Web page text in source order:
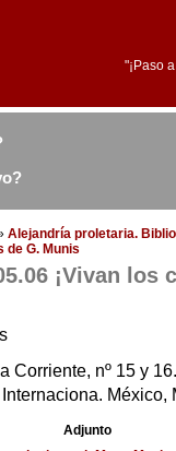
"¡Paso
Alejandría proletaria.
de G. Munis
¡Vivan los
Corriente, nº 15 y
México,
Adjunto